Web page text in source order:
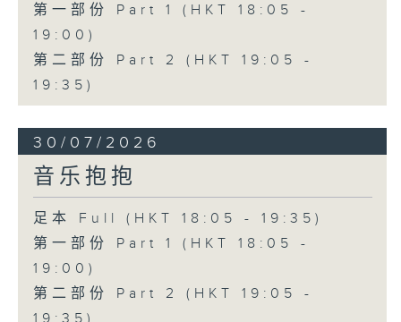
第一部份 Part 1 (HKT 18:05 -
19:00)
第二部份 Part 2 (HKT 19:05 -
19:35)
30/07/2026
音乐抱抱
足本 Full (HKT 18:05 - 19:35)
第一部份 Part 1 (HKT 18:05 -
19:00)
第二部份 Part 2 (HKT 19:05 -
19:35)